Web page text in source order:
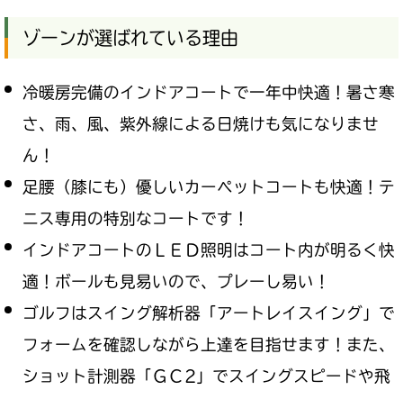
ゾーンが選ばれている理由
冷暖房完備のインドアコートで一年中快適！暑さ寒
さ、雨、風、紫外線による日焼けも気になりませ
ん！
足腰（膝にも）優しいカーペットコートも快適！テ
ニス専用の特別なコートです！
インドアコートのＬＥＤ照明はコート内が明るく快
適！ボールも見易いので、プレーし易い！
ゴルフはスイング解析器「アートレイスイング」で
フォームを確認しながら上達を目指せます！また、
ショット計測器「ＧＣ2」でスイングスピードや飛